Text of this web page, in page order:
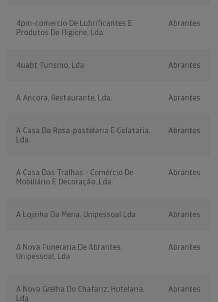
4pm-comercio De Lubrificantes E
Produtos De Higiene, Lda.
Abrantes
4uabt Turismo, Lda Abrantes
A Ancora, Restaurante, Lda. Abrantes
A Casa Da Rosa-pastelaria E Gelataria,
Lda.
Abrantes
A Casa Das Tralhas - Comércio De
Mobiliário E Decoração, Lda.
Abrantes
A Lojinha Da Mena, Unipessoal Lda Abrantes
A Nova Funeraria De Abrantes,
Unipessoal, Lda
Abrantes
A Nova Grelha Do Chafariz, Hotelaria,
Lda
Abrantes